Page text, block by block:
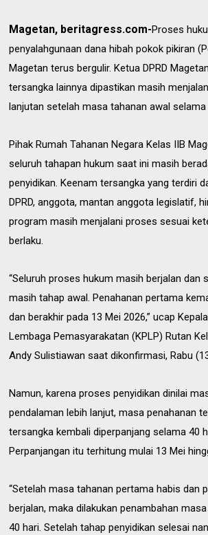
Magetan, beritagress.com-Proses
penyalahgunaan dana hibah pokok pikiran
Magetan terus bergulir. Ketua DPRD
tersangka lainnya dipastikan masih
lanjutan setelah masa tahanan awal selama
Pihak Rumah Tahanan Negara Kelas IIB
seluruh tahapan hukum saat ini masih
penyidikan. Keenam tersangka yang terdiri
DPRD, anggota, mantan anggota legislatif,
program masih menjalani proses sesuai
berlaku.
“Seluruh proses hukum masih berjalan dan
masih tahap awal. Penahanan pertama
dan berakhir pada 13 Mei 2026,” ucap
Lembaga Pemasyarakatan (KPLP) Rutan
Andy Sulistiawan saat dikonfirmasi, Rabu
Namun, karena proses penyidikan dinilai
pendalaman lebih lanjut, masa penahanan
tersangka kembali diperpanjang selama 40
Perpanjangan itu terhitung mulai 13 Mei
“Setelah masa tahanan pertama habis dan
berjalan, maka dilakukan penambahan
40 hari. Setelah tahap penyidikan selesai